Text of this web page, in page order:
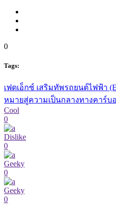
0
Tags:
เฟดเอ็กซ์ เสริมทัพรถยนต์ไฟฟ้า
หมายสู่ความเป็นกลางทางคาร์บ
Cool
0
Dislike
0
Geeky
0
Geeky
0